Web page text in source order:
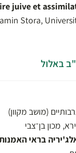
juive et
Stora,
(מושב מקוון)
מכון בן־צבי
בראי